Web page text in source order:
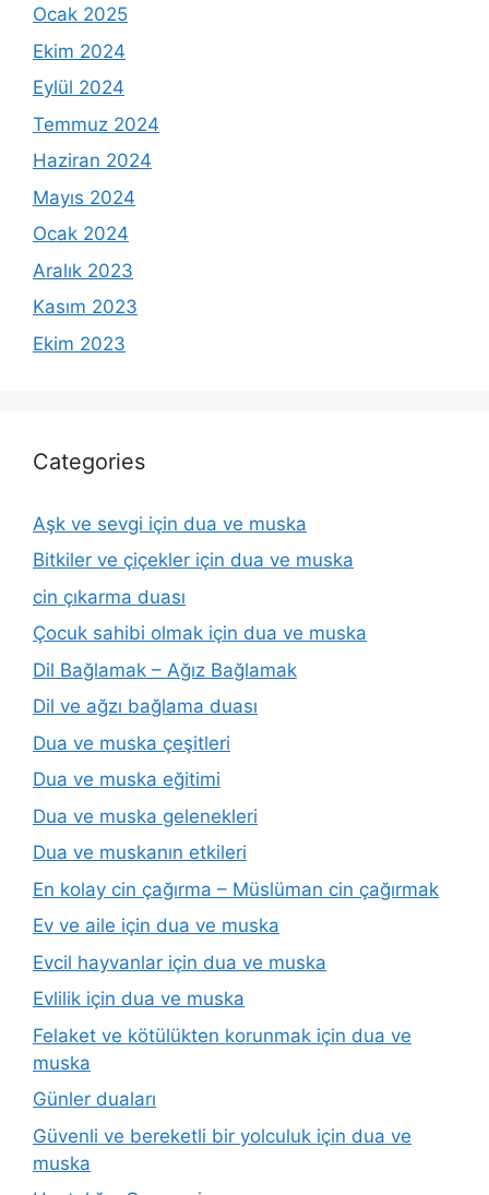
Ocak 2025
Ekim 2024
Eylül 2024
Temmuz 2024
Haziran 2024
Mayıs 2024
Ocak 2024
Aralık 2023
Kasım 2023
Ekim 2023
Categories
Aşk ve sevgi için dua ve muska
Bitkiler ve çiçekler için dua ve muska
cin çıkarma duası
Çocuk sahibi olmak için dua ve muska
Dil Bağlamak – Ağız Bağlamak
Dil ve ağzı bağlama duası
Dua ve muska çeşitleri
Dua ve muska eğitimi
Dua ve muska gelenekleri
Dua ve muskanın etkileri
En kolay cin çağırma – Müslüman cin çağırmak
Ev ve aile için dua ve muska
Evcil hayvanlar için dua ve muska
Evlilik için dua ve muska
Felaket ve kötülükten korunmak için dua ve
muska
Günler duaları
Güvenli ve bereketli bir yolculuk için dua ve
muska